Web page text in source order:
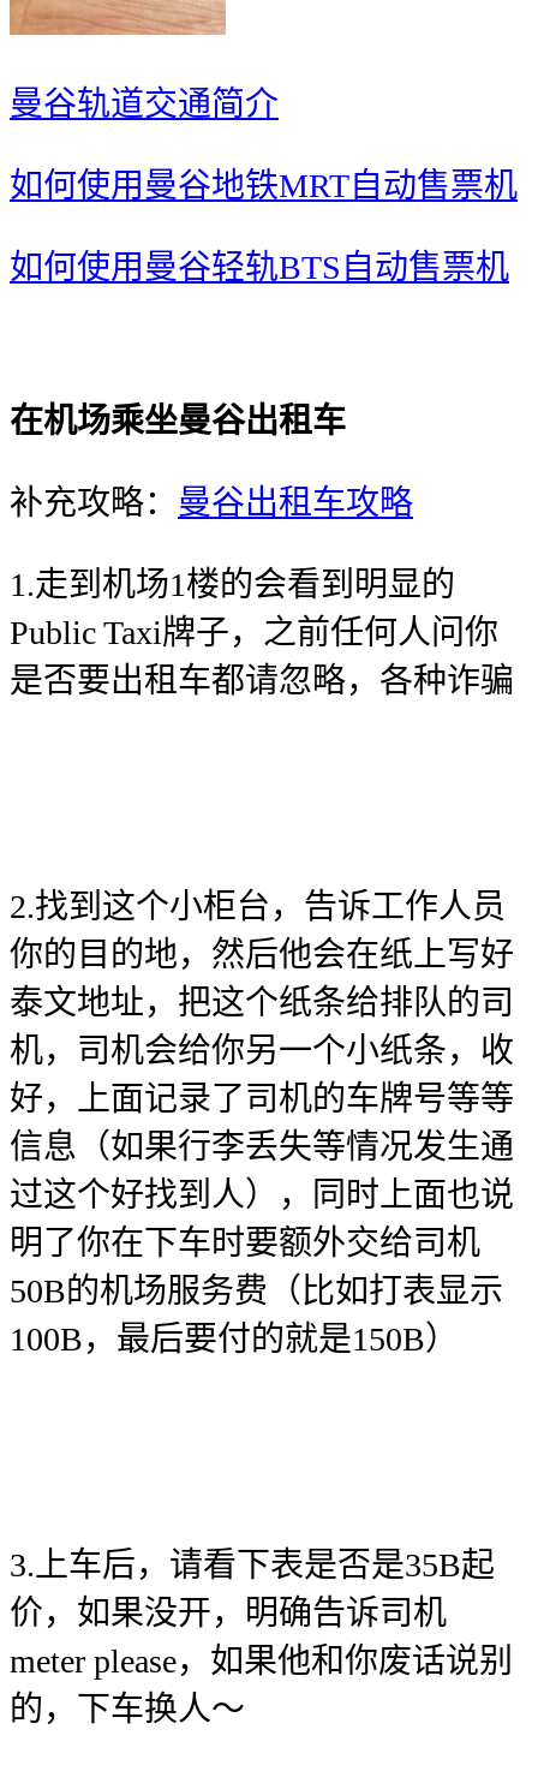
曼谷轨道交通简介
如何使用曼谷地铁MRT自动售票机
如何使用曼谷轻轨BTS自动售票机
在机场乘坐曼谷出租车
补充攻略： 曼谷出租车攻略
1.走到机场1楼的会看到明显的
Public Taxi牌子，之前任何人问你
是否要出租车都请忽略，各种诈骗
2.找到这个小柜台，告诉工作人员
你的目的地，然后他会在纸上写好
泰文地址，把这个纸条给排队的司
机，司机会给你另一个小纸条，收
好，上面记录了司机的车牌号等等
信息（如果行李丢失等情况发生通
过这个好找到人），同时上面也说
明了你在下车时要额外交给司机
50B的机场服务费（比如打表显示
100B，最后要付的就是150B）
3.上车后，请看下表是否是35B起
价，如果没开，明确告诉司机
meter please，如果他和你废话说别
的，下车换人～